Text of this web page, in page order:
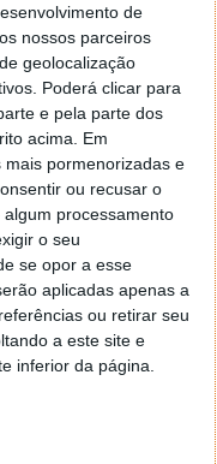
de
nossos parceiros
geolocalização
Poderá clicar para
e pela parte dos
acima. Em
pormenorizadas e
ou recusar o
processamento
o seu
se opor a esse
aplicadas apenas a
ou retirar seu
a este site e
inferior da página.
que prevê
Nagios via Gmail?